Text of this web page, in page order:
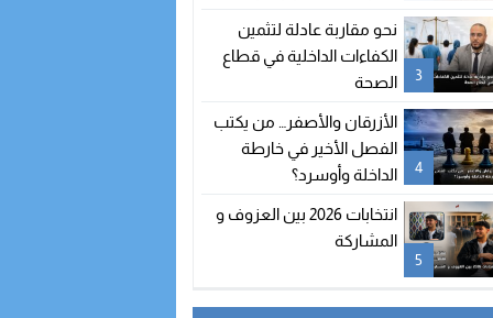
3
نحو مقاربة عادلة لتثمين
الكفاءات الداخلية في قطاع
الصحة
4
الأزرقان والأصفر… من يكتب
الفصل الأخير في خارطة
الداخلة وأوسرد؟
5
انتخابات 2026 بين العزوف و
المشاركة